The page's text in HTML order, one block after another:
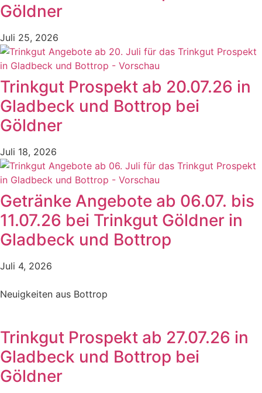
Göldner
Juli 25, 2026
Trinkgut Prospekt ab 20.07.26 in
Gladbeck und Bottrop bei
Göldner
Juli 18, 2026
Getränke Angebote ab 06.07. bis
11.07.26 bei Trinkgut Göldner in
Gladbeck und Bottrop
Juli 4, 2026
Neuigkeiten aus Bottrop
Trinkgut Prospekt ab 27.07.26 in
Gladbeck und Bottrop bei
Göldner